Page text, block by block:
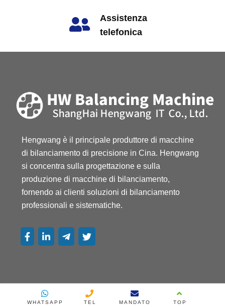
Macchine di bilanciamento automatico
Macchine di bilanciamento universale
Macchina di bilanciamento orizzontale
PRODOTTI PIÙ RECENTI
rigidi H6U
Equilibratrice orizzontale a cuscinetti
duri Eh1
Assistenza
telefonica
Hengwang è il principale produttore di macchine
di bilanciamento di precisione in Cina. Hengwang
si concentra sulla progettazione e sulla
produzione di macchine di bilanciamento,
fornendo ai clienti soluzioni di bilanciamento
professionali e sistematiche.
WHATSAPP TEL MANDATO TOP